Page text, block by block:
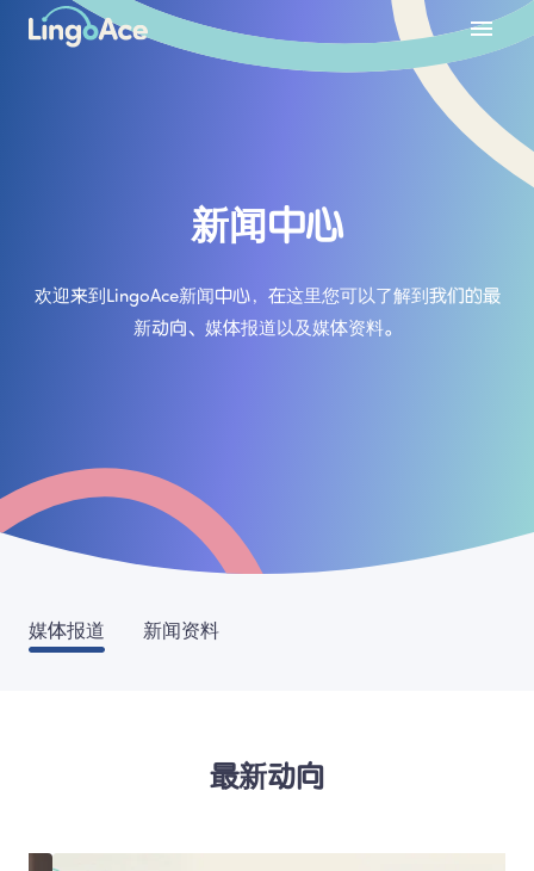
新闻中心
欢迎来到LingoAce新闻中心，在这里您可以了解到我们的最
新动向、媒体报道以及媒体资料。
媒体报道 新闻资料
最新动向